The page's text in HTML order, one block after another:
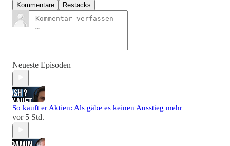
Kommentare Restacks
Neueste Episoden
So kauft er Aktien: Als gäbe es keinen Ausstieg mehr
vor 5 Std.